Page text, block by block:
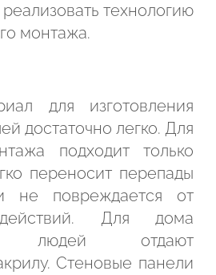
реализовать технологию
монтажа.
для изготовления
достаточно легко. Для
подходит только
переносит перепады
не повреждается от
Для дома
людей отдают
Стеновые панели